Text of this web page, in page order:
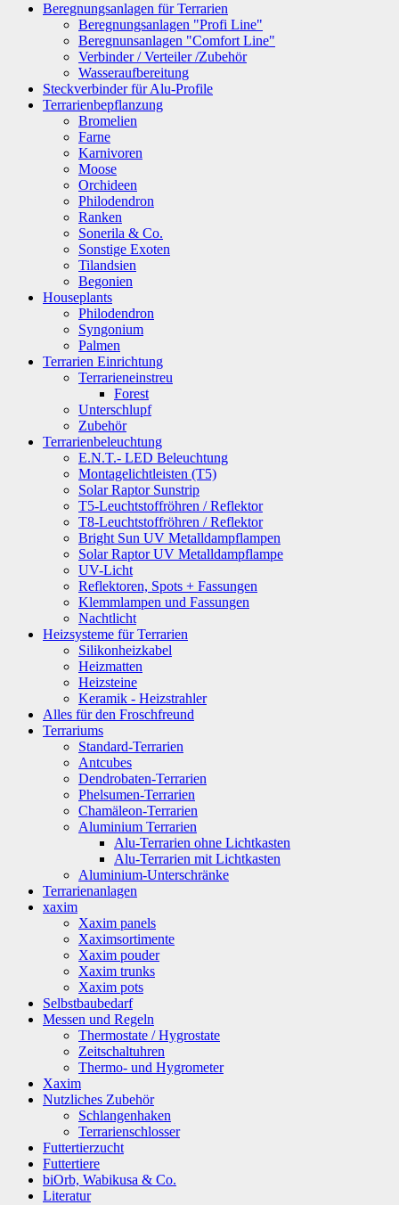
Beregnungsanlagen für Terrarien
Beregnungsanlagen "Profi Line"
Beregnunsanlagen "Comfort Line"
Verbinder / Verteiler /Zubehör
Wasseraufbereitung
Steckverbinder für Alu-Profile
Terrarienbepflanzung
Bromelien
Farne
Karnivoren
Moose
Orchideen
Philodendron
Ranken
Sonerila & Co.
Sonstige Exoten
Tilandsien
Begonien
Houseplants
Philodendron
Syngonium
Palmen
Terrarien Einrichtung
Terrarieneinstreu
Forest
Unterschlupf
Zubehör
Terrarienbeleuchtung
E.N.T.- LED Beleuchtung
Montagelichtleisten (T5)
Solar Raptor Sunstrip
T5-Leuchtstoffröhren / Reflektor
T8-Leuchtstoffröhren / Reflektor
Bright Sun UV Metalldampflampen
Solar Raptor UV Metalldampflampe
UV-Licht
Reflektoren, Spots + Fassungen
Klemmlampen und Fassungen
Nachtlicht
Heizsysteme für Terrarien
Silikonheizkabel
Heizmatten
Heizsteine
Keramik - Heizstrahler
Alles für den Froschfreund
Terrariums
Standard-Terrarien
Antcubes
Dendrobaten-Terrarien
Phelsumen-Terrarien
Chamäleon-Terrarien
Aluminium Terrarien
Alu-Terrarien ohne Lichtkasten
Alu-Terrarien mit Lichtkasten
Aluminium-Unterschränke
Terrarienanlagen
xaxim
Xaxim panels
Xaximsortimente
Xaxim pouder
Xaxim trunks
Xaxim pots
Selbstbaubedarf
Messen und Regeln
Thermostate / Hygrostate
Zeitschaltuhren
Thermo- und Hygrometer
Xaxim
Nutzliches Zubehör
Schlangenhaken
Terrarienschlosser
Futtertierzucht
Futtertiere
biOrb, Wabikusa & Co.
Literatur